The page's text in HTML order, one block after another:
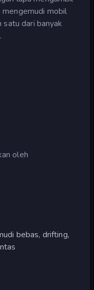
mengemudi mobil
dari banyak
.
oleh
bebas, drifting,